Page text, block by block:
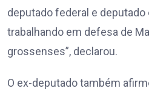
deputado federal e
trabalhando em defesa de
grossenses”, declarou.
O ex-deputado também